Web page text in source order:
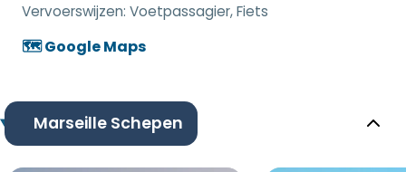
Vervoerswijzen: Voetpassagier, Fiets
🗺️ Google Maps
Marseille Schepen